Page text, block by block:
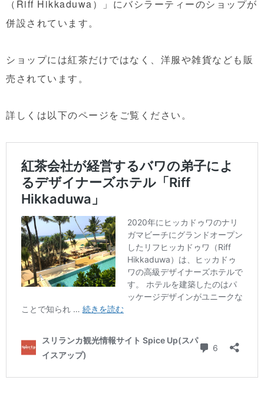
（Riff Hikkaduwa）」にバシラーティーのショップが
併設されています。
ショップには紅茶だけではなく、洋服や雑貨なども販
売されています。
詳しくは以下のページをご覧ください。